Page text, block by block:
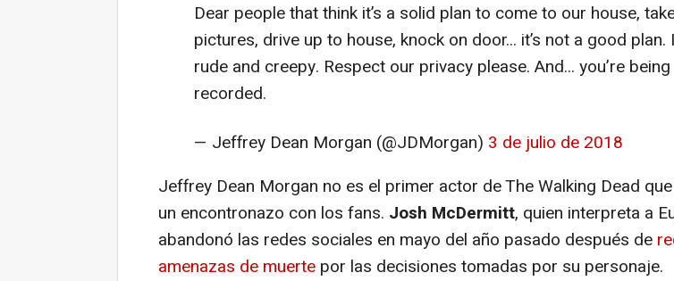
Dear people that think it’s a solid plan to come to our house,
pictures, drive up to house, knock on door... it’s not a good plan.
rude and creepy. Respect our privacy please. And... you’re being
recorded.
— Jeffrey Dean Morgan (@JDMorgan) 3 de julio de 2018
Jeffrey Dean Morgan no es el primer actor de The Walking Dead
un encontronazo con los fans. Josh McDermitt, quien interpreta a
abandonó las redes sociales en mayo del año pasado después de
amenazas de muerte por las decisiones tomadas por su personaje.